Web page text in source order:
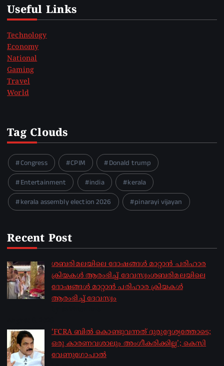
Useful Links
Technology
Economy
National
Gaming
Travel
World
Tag Clouds
Congress CPIM
Donald trump
Entertainment
india
kerala
kerala assembly election 2026
pinarayi vijayan
Recent Post
ശബരിമലയിലെ ദോഷങ്ങൾ മാറ്റാൻ പരിഹാര
ക്രിയകൾ ആരംഭിച്ച് ദേവസ്വംശബരിമലയിലെ
ദോഷങ്ങൾ മാറ്റാൻ പരിഹാര ക്രിയകൾ
ആരംഭിച്ച് ദേവസ്വം
‘FCRA ബിൽ കൊണ്ടുവന്നത് ദുരുദ്ദേശ്യത്തോടെ;
ഒരു കാരണവശാലും അം​ഗീകരിക്കില്ല’; കെസി
വേണു​ഗോപാൽ